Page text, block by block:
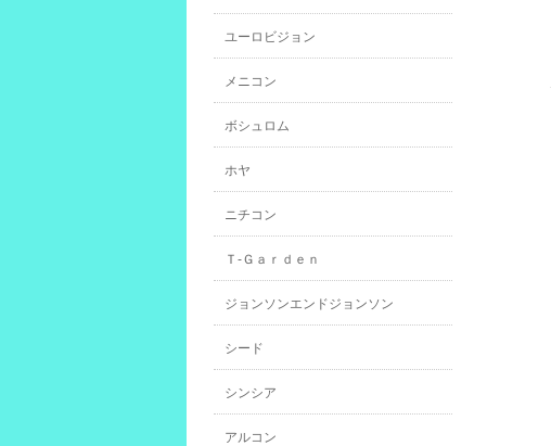
ユーロビジョン
メニコン
ボシュロム
ホヤ
ニチコン
Ｔ-Ｇａｒｄｅｎ
ジョンソンエンドジョンソン
シード
シンシア
アルコン